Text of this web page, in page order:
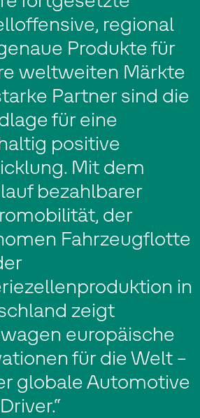
regional
Produkte für
weltweiten Märkte
Partner sind die
für eine
positive
Mit dem
bezahlbarer
der
Fahrzeugflotte
in
zeigt
europäische
für die Welt –
globale Automotive